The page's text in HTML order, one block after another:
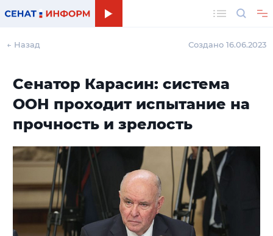
← Назад Создано 16.06.2023
Сенатор Карасин: система
ООН проходит испытание на
прочность и зрелость